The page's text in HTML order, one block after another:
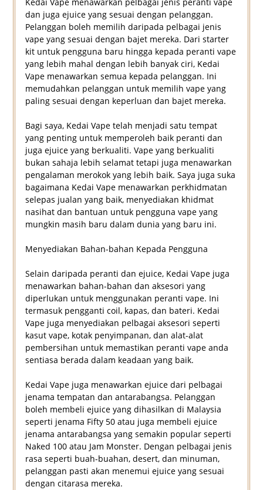
dan juga ejuice yang sesuai dengan pelanggan.
Pelanggan boleh memilih daripada pelbagai jenis
vape yang sesuai dengan bajet mereka. Dari starter
kit untuk pengguna baru hingga kepada peranti vape
yang lebih mahal dengan lebih banyak ciri, Kedai
Vape menawarkan semua kepada pelanggan. Ini
memudahkan pelanggan untuk memilih vape yang
paling sesuai dengan keperluan dan bajet mereka.
Bagi saya, Kedai Vape telah menjadi satu tempat
yang penting untuk memperoleh baik peranti dan
juga ejuice yang berkualiti. Vape yang berkualiti
bukan sahaja lebih selamat tetapi juga menawarkan
pengalaman merokok yang lebih baik. Saya juga suka
bagaimana Kedai Vape menawarkan perkhidmatan
selepas jualan yang baik, menyediakan khidmat
nasihat dan bantuan untuk pengguna vape yang
mungkin masih baru dalam dunia yang baru ini.
Menyediakan Bahan-bahan Kepada Pengguna
Selain daripada peranti dan ejuice, Kedai Vape juga
menawarkan bahan-bahan dan aksesori yang
diperlukan untuk menggunakan peranti vape. Ini
termasuk pengganti coil, kapas, dan bateri. Kedai
Vape juga menyediakan pelbagai aksesori seperti
kasut vape, kotak penyimpanan, dan alat-alat
pembersihan untuk memastikan peranti vape anda
sentiasa berada dalam keadaan yang baik.
Kedai Vape juga menawarkan ejuice dari pelbagai
jenama tempatan dan antarabangsa. Pelanggan
boleh membeli ejuice yang dihasilkan di Malaysia
seperti jenama Fifty 50 atau juga membeli ejuice
jenama antarabangsa yang semakin popular seperti
Naked 100 atau Jam Monster. Dengan pelbagai jenis
rasa seperti buah-buahan, desert, dan minuman,
pelanggan pasti akan menemui ejuice yang sesuai
dengan citarasa mereka.